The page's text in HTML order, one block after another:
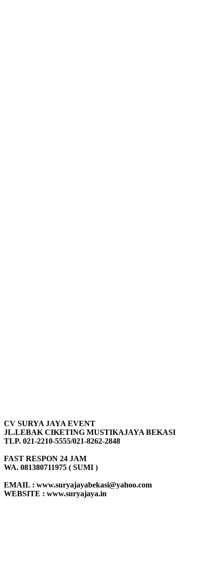
CV SURYA JAYA EVENT
JL.LEBAK CIKETING MUSTIKAJAYA BEKASI
TLP. 021-2210-5555/021-8262-2848
FAST RESPON 24 JAM
WA. 081380711975 ( SUMI )
EMAIL : www.suryajayabekasi@yahoo.com
WEBSITE : www.suryajaya.in